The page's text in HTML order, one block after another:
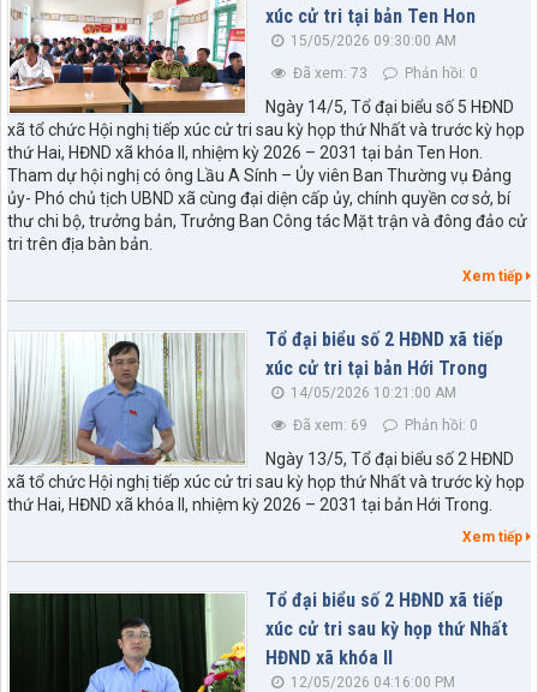
xúc cử tri tại bản Ten Hon
15/05/2026 09:30:00 AM
Đã xem: 73
Phản hồi: 0
Ngày 14/5, Tổ đại biểu số 5 HĐND
xã tổ chức Hội nghị tiếp xúc cử tri sau kỳ họp thứ Nhất và trước kỳ họp
thứ Hai, HĐND xã khóa II, nhiệm kỳ 2026 – 2031 tại bản Ten Hon.
Tham dự hội nghị có ông Lầu A Sính – Ủy viên Ban Thường vụ Đảng
ủy- Phó chủ tịch UBND xã cùng đại diện cấp ủy, chính quyền cơ sở, bí
thư chi bộ, trưởng bản, Trưởng Ban Công tác Mặt trận và đông đảo cử
tri trên địa bàn bản.
Xem tiếp
Tổ đại biểu số 2 HĐND xã tiếp
xúc cử tri tại bản Hới Trong
14/05/2026 10:21:00 AM
Đã xem: 69
Phản hồi: 0
Ngày 13/5, Tổ đại biểu số 2 HĐND
xã tổ chức Hội nghị tiếp xúc cử tri sau kỳ họp thứ Nhất và trước kỳ họp
thứ Hai, HĐND xã khóa II, nhiệm kỳ 2026 – 2031 tại bản Hới Trong.
Xem tiếp
Tổ đại biểu số 2 HĐND xã tiếp
xúc cử tri sau kỳ họp thứ Nhất
HĐND xã khóa II
12/05/2026 04:16:00 PM